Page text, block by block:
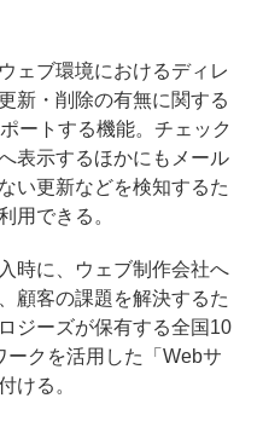
ェブ環境におけるディレ
新・削除の有無に関する
ートする機能。チェック
表示するほかにもメール
い更新などを検知するた
用できる。
時に、ウェブ制作会社へ
顧客の課題を解決するた
ジーズが保有する全国10
クを活用した「Webサ
ける。